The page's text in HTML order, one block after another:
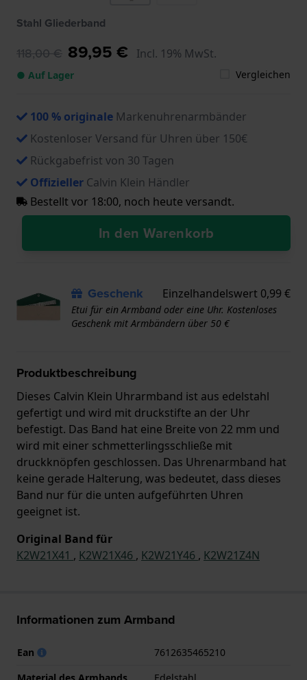
Stahl Gliederband
118,00 € 89,95 € Incl. 19% MwSt.
● Auf Lager Vergleichen
100 % originale Markenuhrenarmbänder
Kostenloser Versand für Uhren über 150€
Rückgabefrist von 30 Tagen
Offizieller Calvin Klein Händler
Bestellt vor 18:00, noch heute versandt.
In den Warenkorb
Geschenk Einzelhandelswert 0,99 €
Etui für ein Armband oder eine Uhr. Kostenloses
Geschenk mit Armbändern über 50 €
Produktbeschreibung
Dieses Calvin Klein Uhrarmband ist aus edelstahl
gefertigt und wird mit druckstifte an der Uhr
befestigt. Das Band hat eine Breite von 22 mm und
wird mit einer schmetterlingsschließe mit
druckknöpfen geschlossen. Das Uhrenarmband hat
keine gerade Halterung, was bedeutet, dass dieses
Band nur für die unten aufgeführten Uhren
geeignet ist.
Original Band für
K2W21X41 , K2W21X46 , K2W21Y46 , K2W21Z4N
Informationen zum Armband
Ean
7612635465210